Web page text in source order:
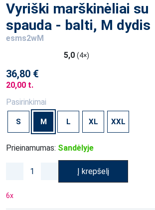
Vyriški marškinėliai su
spauda - balti, M dydis
esms2wM
5,0 (4×)
36,80 €
20,00 t.
Pasirinkimai
S M L XL XXL
Prieinamumas: Sandėlyje
Į krepšelį
6x